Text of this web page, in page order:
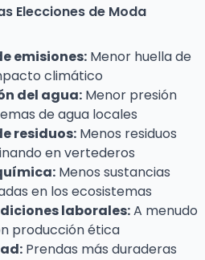
Elecciones de Moda
emisiones: Menor huella de
climático
del agua: Menor presión
de agua locales
residuos: Menos residuos
en vertederos
Menos sustancias
en los ecosistemas
laborales:A menudo
producción ética
Prendas más duraderas